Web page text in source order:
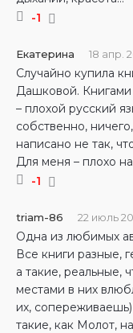
-1
Екатерина 18 апр.
Случайно купила
Дашковой. Книгами
– плохой русский
собственно,
написано не так,
Для меня – плохо
-1
triam-86 22 июль
Одна из любимых
Все книги разные,
а такие, реальные,
местами в них
их,
такие, как Молот,